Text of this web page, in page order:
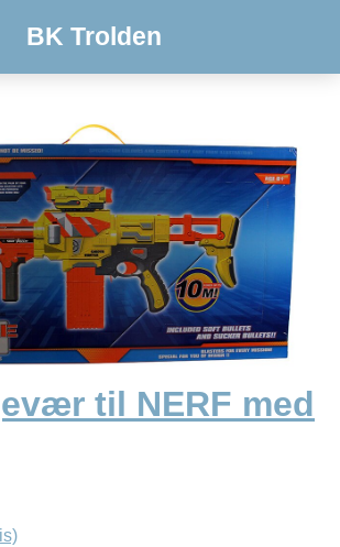
BK Trolden
til NERF med